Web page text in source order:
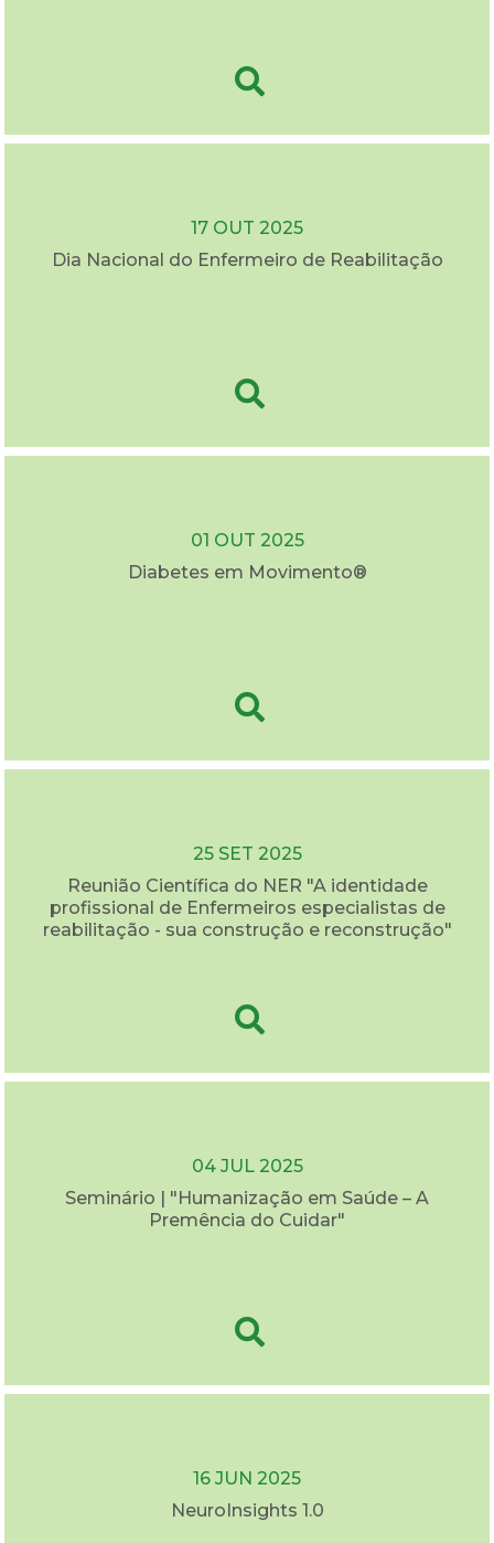
17 OUT 2025
Dia Nacional do Enfermeiro de Reabilitação
01 OUT 2025
Diabetes em Movimento®
25 SET 2025
Reunião Científica do NER "A identidade
profissional de Enfermeiros especialistas de
reabilitação - sua construção e reconstrução"
04 JUL 2025
Seminário | "Humanização em Saúde – A
Premência do Cuidar"
16 JUN 2025
NeuroInsights 1.0